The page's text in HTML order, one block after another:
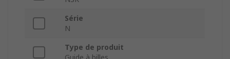
Série
N
Type de produit